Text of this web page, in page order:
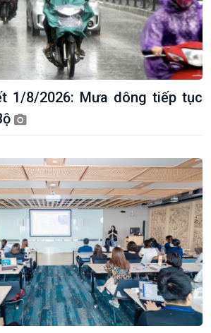
1/8/2026: Mưa dông tiếp tục